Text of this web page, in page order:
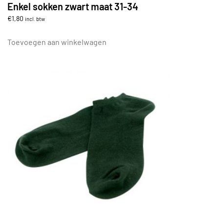
Enkel sokken zwart maat 31-34
€1,80 incl. btw
Toevoegen aan winkelwagen